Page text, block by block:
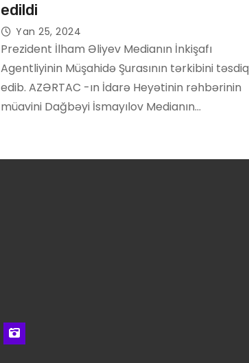
edildi
Yan 25, 2024
Prezident İlham Əliyev Medianın İnkişafı
Agentliyinin Müşahidə Şurasının tərkibini təsdiq
edib. AZƏRTAC -ın İdarə Heyətinin rəhbərinin
müavini Dağbəyi İsmayılov Medianın…